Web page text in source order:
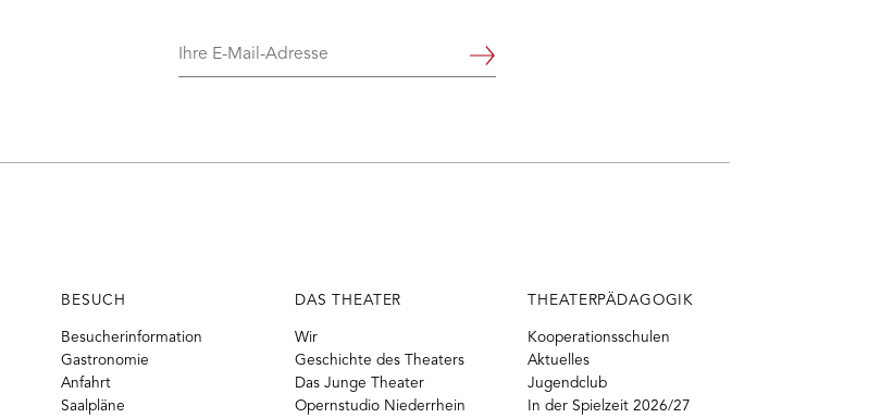
Ihre
Weiter
BESUCH
Besucherinformation
Gastronomie
Anfahrt
Saalpläne
DAS THEATER
Wir
Geschichte des Theaters
Das Junge Theater
Opernstudio Niederrhein
THEATERPÄDAGOGIK
Kooperationsschulen
Aktuelles
Jugendclub
In der Spielzeit 2026/27